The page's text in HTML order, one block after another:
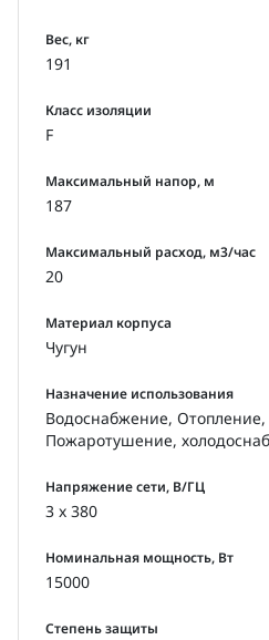
установки обратного
установки, сепараторы;
земель, капельное
установки.
Вес, кг
191
Класс изоляции
F
Максимальный напор, м
187
Максимальный расход, м3/час
20
Материал корпуса
Чугун
Назначение использования
Водоснабжение,
Пожаротушение,
Напряжение сети, В/ГЦ
3 x 380
Номинальная мощность, Вт
15000
Степень защиты